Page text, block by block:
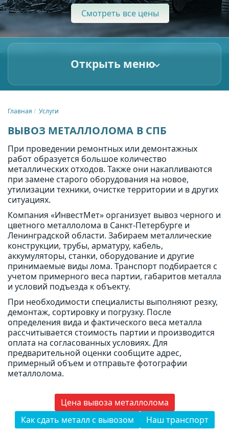
Смотреть все цены
Открыть меню
Главная Услуги
ВЫВОЗ МЕТАЛЛОЛОМА В СПБ
При проведении ремонтных или демонтажных
работ образуется большое количество
металлических отходов. Также они накапливаются
при замене старого оборудования на новое,
утилизации техники, очистке территории и в других
ситуациях.
Компания «ИнвестМет» организует вывоз черного и
цветного металлолома в Санкт-Петербурге и
Ленинградской области. Забираем металлические
конструкции, трубы, арматуру, кабель,
аккумуляторы, станки, оборудование и другие
принимаемые виды лома. Транспорт подбирается с
учетом примерного веса партии, габаритов металла
и условий подъезда к объекту.
При необходимости специалисты выполняют резку,
демонтаж, сортировку и погрузку. После
определения вида и фактического веса металла
рассчитывается стоимость партии и производится
оплата на согласованных условиях. Для
предварительной оценки сообщите адрес,
примерный объем и отправьте фотографии
металлолома.
Цена вывоза металлолома
Как сдать металл с вывозом
Наш транспорт